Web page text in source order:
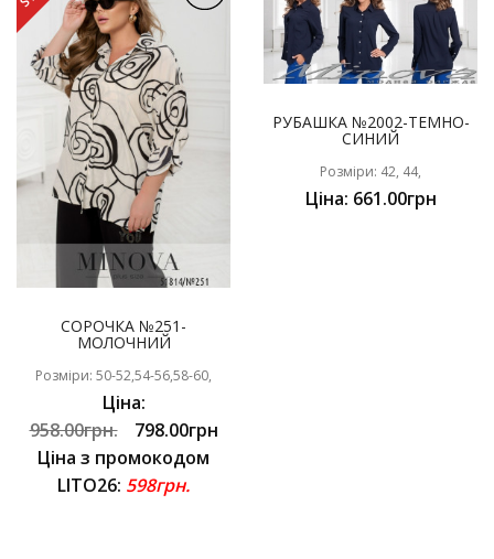
СОРОЧКА №251-
МОЛОЧНИЙ
Розміри: 50-52,54-56,58-60,
Ціна:
958.00грн.
798.00грн
Ціна з промокодом
LITO26: 598грн.
РУБАШКА №2002-ТЕМНО-
СИНИЙ
Розміри: 42, 44,
Ціна: 661.00грн